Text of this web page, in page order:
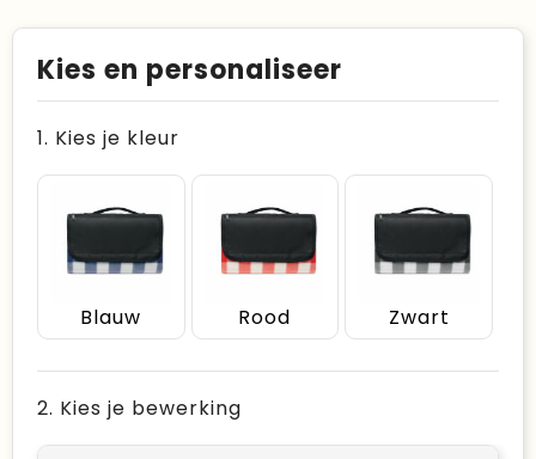
Kies en personaliseer
1. Kies je kleur
Blauw Rood Zwart
2. Kies je bewerking